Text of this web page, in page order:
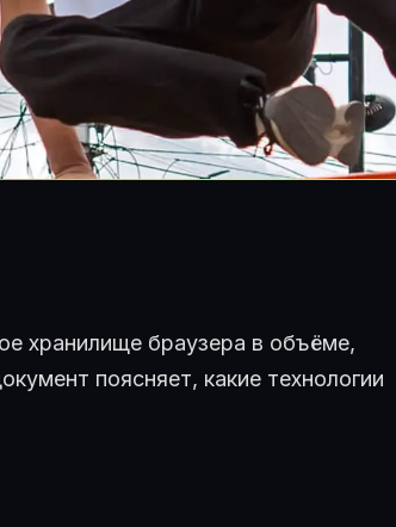
хранилище браузера в объёме,
поясняет, какие технологии